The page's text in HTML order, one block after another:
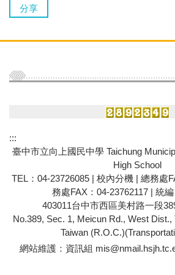
分享
:::
臺中市立向上國民中學 Taichung
High School
TEL：04-23726085 | 校內分機| 總務處
務處FAX：04-23762117 | 統
403011台中市西區美村路一段
No.389, Sec. 1, Meicun Rd., West Dist.,
Taiwan (R.O.C.)(
網站維護：資訊組